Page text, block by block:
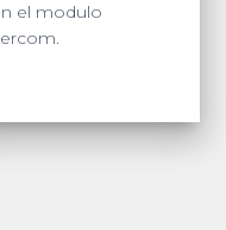
el modulo